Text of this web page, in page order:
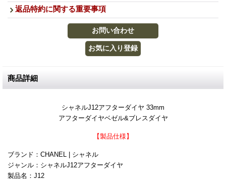
返品特約に関する重要事項
商品詳細
シャネルJ12アフターダイヤ 33mm
アフターダイヤベゼル&ブレスダイヤ
【製品仕様】
ブランド：CHANEL | シャネル
ジャンル：シャネルJ12アフターダイヤ
製品名：J12